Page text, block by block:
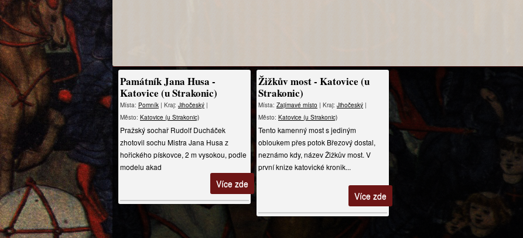
Památník Jana Husa -
Katovice (u Strakonic)
Místa: Pomník | Kraj: Jihočeský |
Město: Katovice (u Strakonic)
Pražský sochař Rudolf Ducháček
zhotovil sochu Mistra Jana Husa z
hořického pískovce, 2 m vysokou, podle
modelu akad
Více zde
Žižkův most - Katovice (u
Strakonic)
Místa: Zajímavé místo | Kraj: Jihočeský |
Město: Katovice (u Strakonic)
Tento kamenný most s jediným
obloukem přes potok Březový dostal,
neznámo kdy, název Žižkův most. V
první knize katovické kronik...
Více zde